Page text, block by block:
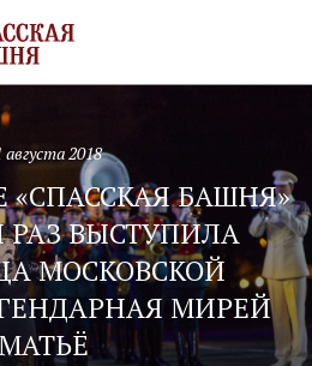
августа 2018
«СПАССКАЯ БАШНЯ»
РАЗ ВЫСТУПИЛА
МОСКОВСКОЙ
МИРЕЙ
МАТЬЁ